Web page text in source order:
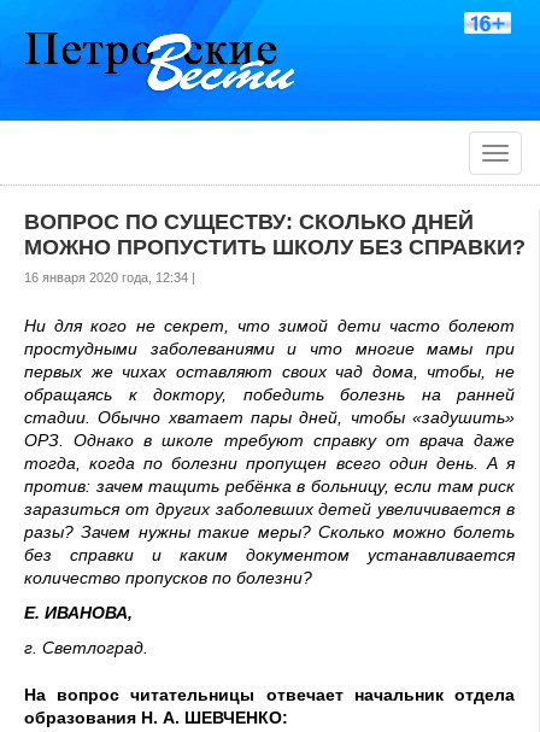
Toggle
ВОПРОС ПО СУЩЕСТВУ: СКОЛЬКО ДНЕЙ
МОЖНО ПРОПУСТИТЬ ШКОЛУ БЕЗ СПРАВКИ?
16 января 2020 года, 12:34 |
Ни для кого не секрет, что зимой дети часто болеют
простудными заболеваниями и что многие мамы при
первых же чихах оставляют своих чад дома, чтобы, не
обращаясь к доктору, победить болезнь на ранней
стадии. Обычно хватает пары дней, чтобы «задушить»
ОРЗ. Однако в школе требуют справку от врача даже
тогда, когда по болезни пропущен всего один день. А я
против: зачем тащить ребёнка в больницу, если там риск
заразиться от других заболевших детей увеличивается в
разы? Зачем нужны такие меры? Сколько можно болеть
без справки и каким документом устанавливается
количество пропусков по болезни?
Е. ИВАНОВА,
г. Светлоград.
На вопрос читательницы отвечает начальник отдела
образования Н. А. ШЕВЧЕНКО: